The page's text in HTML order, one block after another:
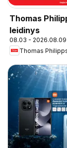
Thomas
leidinys
08.03 - 2026.08.09
Thomas